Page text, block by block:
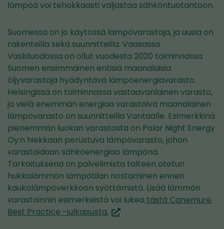
lämpöä voi tehokkaasti valjastaa sähköntuotantoon.
Suomessa on jo käytössä lämpövarastoja, ja uusia on
rakenteilla sekä suunnitteilla. Vaasassa
Vaskiluodossa on ollut vuodesta 2020 toiminnassa
Suomen ensimmäinen entisiä maanalaisia
öljyvarastoja hyödyntävä lämpöenergiavarasto.
Helsingissä on toiminnassa vastaavanlainen varasto,
ja vielä enemmän energiaa varastoiva maanalainen
lämpövarasto on suunnitteilla Vantaalle. Esimerkkinä
pienemmän luokan varastosta on Polar Night Energy
Oy:n hiekkaan perustuva lämpövarasto, johon
varastoidaan sähköenergiaa lämpönä.
Tarkoituksena on palvelimista talteen otetun
hukkalämmön lämpötilan nostaminen ennen
kaukolämpöverkkoon syöttämistä. Lisää lämmön
varastoinnin esimerkeistä voi lukea tästä Canemure
Best Practice -julkaisusta. (siirryt